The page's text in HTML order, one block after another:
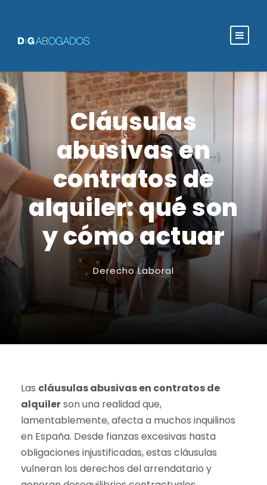
Cláusulas
abusivas en
contratos de
alquiler: qué son
y cómo actuar
Derecho Laboral
Las cláusulas abusivas en contratos de
alquilerson una realidad que,
lamentablemente, afecta a muchos inquilinos
en España. Desde fianzas excesivas hasta
obligaciones injustificadas, estas cláusulas
vulneran los derechos del arrendatario y